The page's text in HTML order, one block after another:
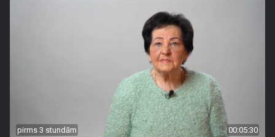
pirms 3 stundām 00:05:30